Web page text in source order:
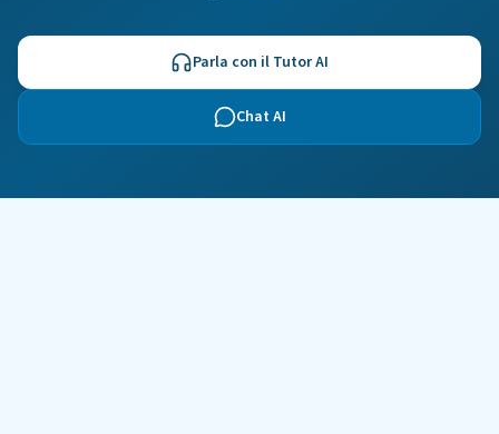
Parla con il Tutor AI
Chat AI